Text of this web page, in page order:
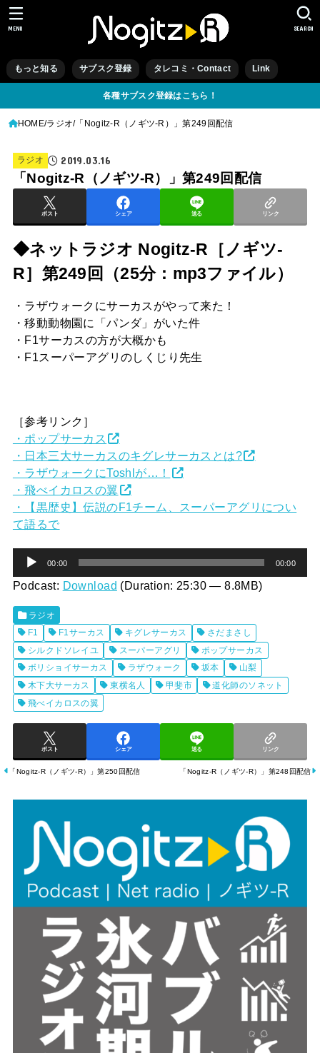
もっと知る サブスク登録 タレコミ・Contact Link
SEARCH
MENU
各種サブスク登録はこちら！
HOME ラジオ 「Nogitz-R（ノギツ-R）」第249回配信
ラジオ 2019.03.16
「Nogitz-R（ノギツ-R）」第249回配信
ポスト シェア 送る リンク
◆ネットラジオ Nogitz-R［ノギツ-
R］第249回（25分：mp3ファイル）
・ラザウォークにサーカスがやって来た！
・移動動物園に「パンダ」がいた件
・F1サーカスの方が大概かも
・F1スーパーアグリのしくじり先生
［参考リンク］
・ポップサーカス
・日本三大サーカスのキグレサーカスとは?
・ラザウォークにToshlが…！
・飛べイカロスの翼
・【黒歴史】伝説のF1チーム、スーパーアグリについ
て語るで
声
レ
ー
ヤ
ー
00:00 00:00
Podcast: Download (Duration: 25:30 — 8.8MB)
ラジオ
F1
F1サーカス キグレサーカス
さだまさし
シルクドソレイユ
スーパーアグリ
ポップサーカス
ボリショイサーカス
ラザウォーク 坂本
山梨
木下大サーカス
東横名人 甲斐市
道化師のソネット
飛べイカロスの翼
ポスト シェア 送る リンク
「Nogitz-R（ノギツ-R）」第250回配信 「Nogitz-R（ノギツ-R）」第248回配信